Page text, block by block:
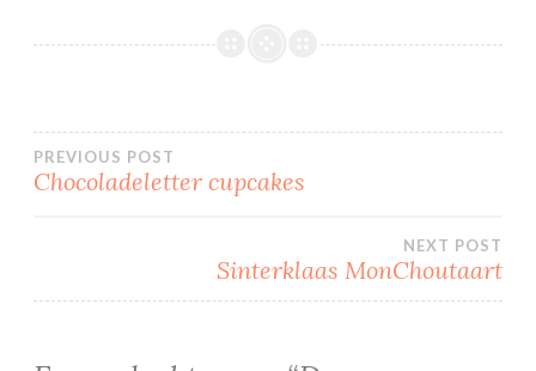
Bericht
PREVIOUS POST
Chocoladeletter cupcakes
NEXT POST
Sinterklaas MonChoutaart